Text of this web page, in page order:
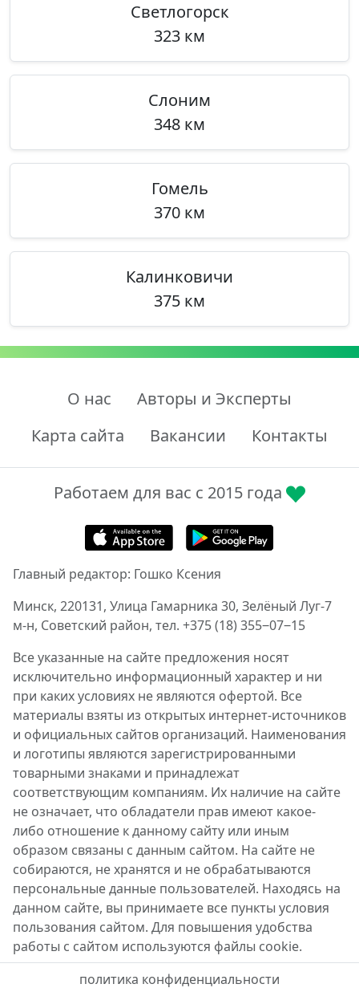
Светлогорск
323 км
Слоним
348 км
Гомель
370 км
Калинковичи
375 км
О нас
Авторы и Эксперты
Карта сайта
Вакансии Контакты
Работаем для вас с 2015 года
Главный редактор: Гошко Ксения
Минск, 220131, Улица Гамарника 30, Зелёный Луг-7
м-н, Советский район, тел. +375 (18) 355‒07‒15
Все указанные на сайте предложения носят
исключительно информационный характер и ни
при каких условиях не являются офертой. Все
материалы взяты из открытых интернет-источников
и официальных сайтов организаций. Наименования
и логотипы являются зарегистрированными
товарными знаками и принадлежат
соответствующим компаниям. Их наличие на сайте
не означает, что обладатели прав имеют какое-
либо отношение к данному сайту или иным
образом связаны с данным сайтом. На сайте не
собираются, не хранятся и не обрабатываются
персональные данные пользователей. Находясь на
данном сайте, вы принимаете все пункты условия
пользования сайтом. Для повышения удобства
работы с сайтом используются файлы cookie.
политика конфиденциальности